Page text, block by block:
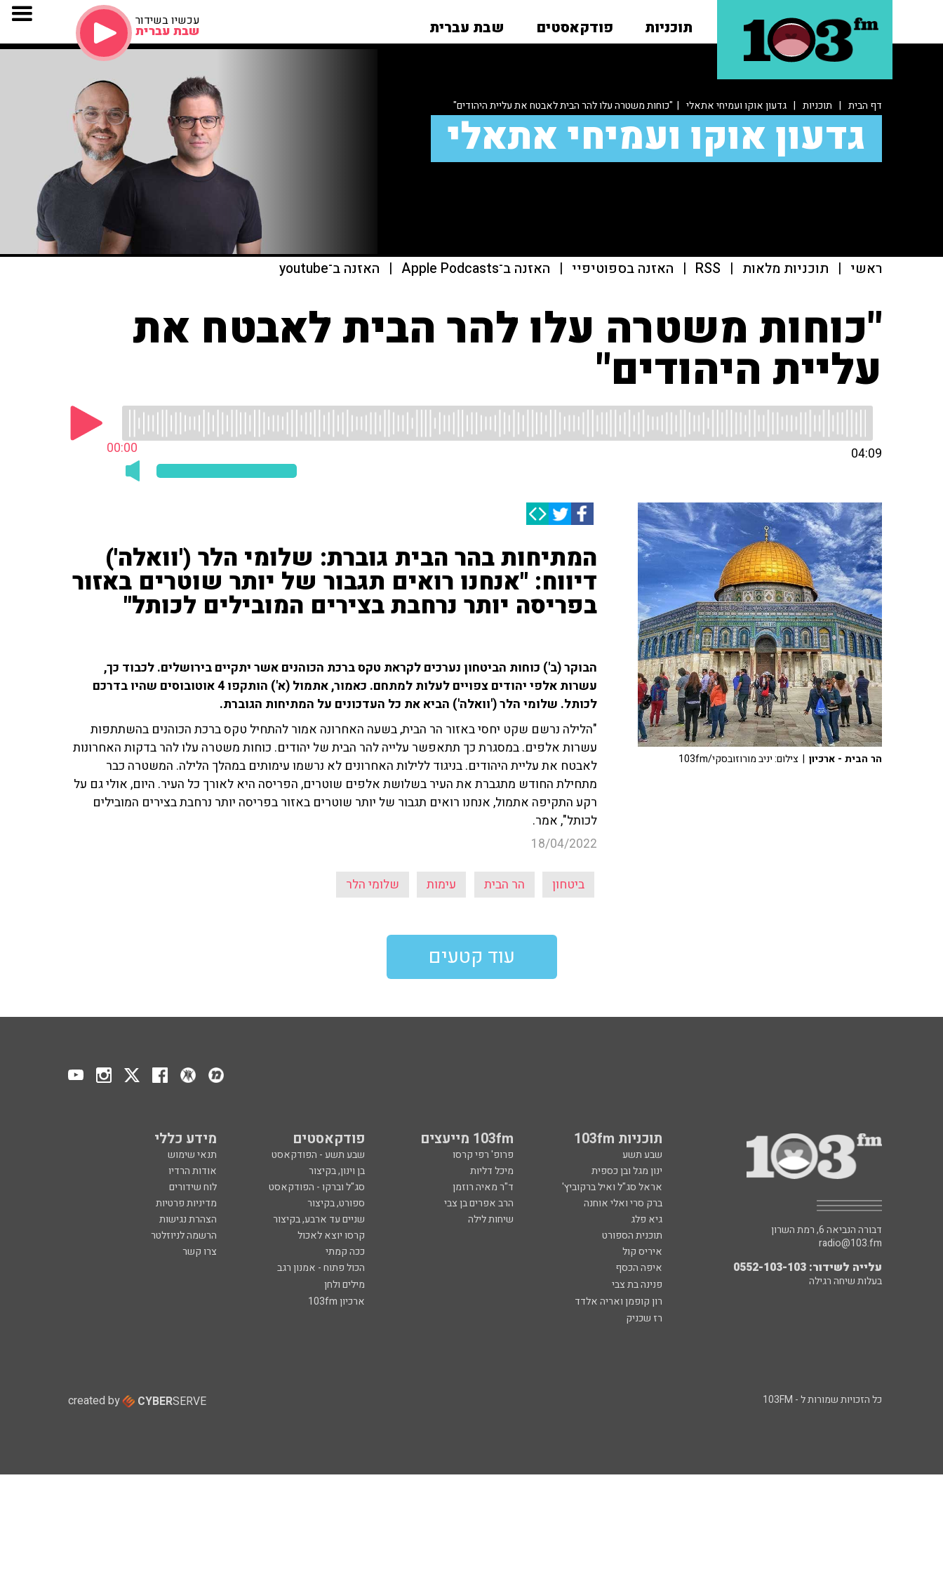
תוכניות פודקאסטים שבת עברית עכשיו בשידור
שבת עברית
דף הבית | תוכניות | גדעון אוקו ועמיחי אתאלי | "כוחות משטרה עלו להר הבית לאבטח את עליית היהודים"
גדעון אוקו ועמיחי אתאלי
ראשי | תוכניות מלאות |
RSS
| האזנה בספוטיפיי | האזנה ב־Apple Podcasts | האזנה ב־youtube
"כוחות משטרה עלו להר הבית לאבטח את
עליית היהודים"
00:00 04:09
המתיחות בהר הבית גוברת: שלומי הלר ('וואלה')
דיווח: "אנחנו רואים תגבור של יותר שוטרים באזור
בפריסה יותר נרחבת בצירים המובילים לכותל"
הבוקר (ב') כוחות הביטחון נערכים לקראת טקס ברכת הכוהנים אשר יתקיים בירושלים. לכבוד כך,
עשרות אלפי יהודים צפויים לעלות למתחם. כאמור, אתמול (א') הותקפו 4 אוטובוסים שהיו בדרכם
לכותל. שלומי הלר ('וואלה') הביא את כל העדכונים על המתיחות הגוברת.
"הלילה נרשם שקט יחסי באזור הר הבית, בשעה האחרונה אמור להתחיל טקס ברכת הכוהנים בהשתתפות
עשרות אלפים. במסגרת כך תתאפשר עלייה להר הבית של יהודים. כוחות משטרה עלו להר בדקות האחרונות
לאבטח את עליית היהודים. בניגוד ללילות האחרונים לא נרשמו עימותים במהלך הלילה. המשטרה כבר
מתחילת החודש מתגברת את העיר בשלושת אלפים שוטרים, הפריסה היא לאורך כל העיר. היום, אולי גם על
רקע התקיפה אתמול, אנחנו רואים תגבור של יותר שוטרים באזור בפריסה יותר נרחבת בצירים המובילים
לכותל", אמר.
18/04/2022
ביטחון הר הבית עימות שלומי הלר
הר הבית - ארכיון | צילום: יניב מורוזובסקי/103fm
עוד קטעים
תוכניות 103fm 103fm מייעצים פודקאסטים מידע כללי
שבע תשע פרופ' רפי קרסו שבע תשע - הפודקאסט
תנאי שימוש
ינון מגל ובן כספית
מיכל דליות בן וינון, בקיצור
אודות הרדיו
אראל סג"ל ואיל ברקוביץ'
ד"ר מאיה רוזמן סג"ל וברקו - הפודקאסט
לוח שידורים
ברק סרי ואלי אוחנה
הרב אפרים בן צבי ספורט, בקיצור
מדיניות פרטיות
גיא פלג
שיחות לילה שניים עד ארבע, בקיצור
הצהרת נגישות
תוכנית הספורט
קרסו יוצא לאכול
הרשמה לניוזלטר
איריס קול
ככה קמתי
צרו קשר
איפה הכסף
הכול פתוח - אמנון רגב
פנינה בת צבי
מילים ולחן
רון קופמן ואריה אלדד
ארכיון 103fm
רז שכניק
דבורה הנביאה 6, רמת השרון
radio@103.fm
עלייה לשידור: 0552-103-103
בעלות שיחה רגילה
כל הזכויות שמורות ל - 103FM created by CYBERSERVE